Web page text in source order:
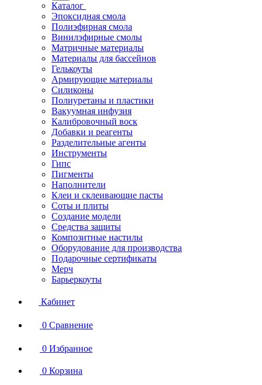
Каталог
Эпоксидная смола
Полиэфирная смола
Винилэфирные смолы
Матричные материалы
Материалы для бассейнов
Гелькоуты
Армирующие материалы
Силиконы
Полиуретаны и пластики
Вакуумная инфузия
Калибровочный воск
Добавки и реагенты
Разделительные агенты
Инструменты
Гипс
Пигменты
Наполнители
Клеи и склеивающие пасты
Соты и плиты
Создание модели
Средства защиты
Композитные настилы
Оборудование для производства
Подарочные сертификаты
Мерч
Барьеркоуты
Кабинет
0 Сравнение
0 Избранное
0 Корзина